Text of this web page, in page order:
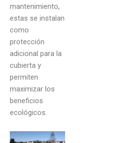
mantenimiento,
estas se instalan
como
protección
adicional para la
cubierta y
permiten
maximizar los
beneficios
ecológicos.